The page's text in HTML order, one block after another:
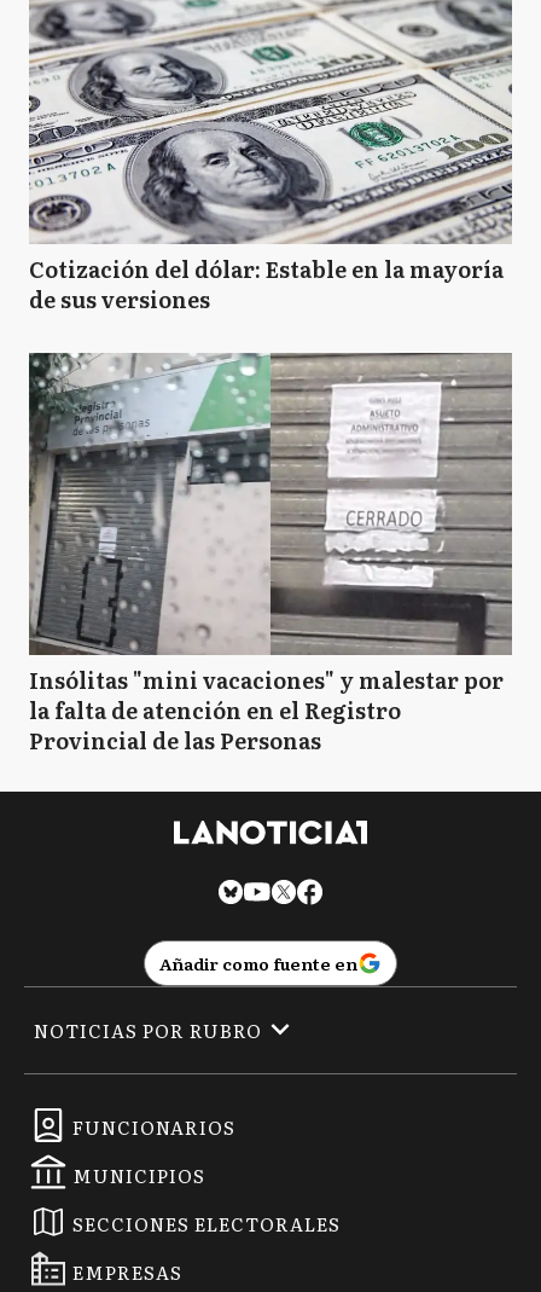
Cotización del dólar: Estable en la mayoría
de sus versiones
Insólitas "mini vacaciones" y malestar por
la falta de atención en el Registro
Provincial de las Personas
Añadir como fuente en
FUNCIONARIOS
MUNICIPIOS
SECCIONES ELECTORALES
EMPRESAS
NOTICIAS POR RUBRO